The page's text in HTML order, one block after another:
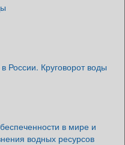
России. Круговорот воды
в мире и
водных ресурсов